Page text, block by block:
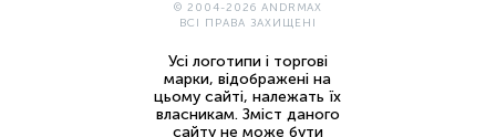
© 2004-2026 ANDRMAX
ВСІ ПРАВА ЗАХИЩЕНІ
Усі логотипи і торгові
марки, відображені на
цьому сайті, належать їх
власникам. Зміст даного
сайту не може бути